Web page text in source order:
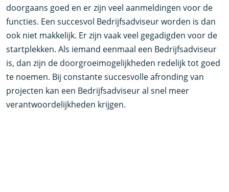
doorgaans goed en er zijn veel aanmeldingen voor de
functies. Een succesvol Bedrijfsadviseur worden is dan
ook niet makkelijk. Er zijn vaak veel gegadigden voor de
startplekken. Als iemand eenmaal een Bedrijfsadviseur
is, dan zijn de doorgroeimogelijkheden redelijk tot goed
te noemen. Bij constante succesvolle afronding van
projecten kan een Bedrijfsadviseur al snel meer
verantwoordelijkheden krijgen.